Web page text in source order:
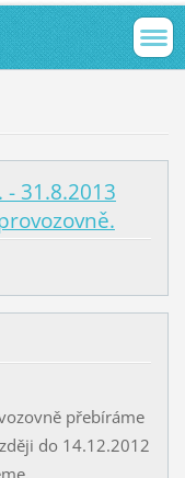
31.8.2013
přebíráme
do 14.12.2012